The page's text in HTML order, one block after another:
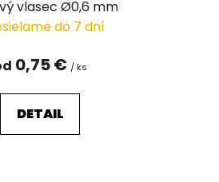
vlasec Ø0,6 mm
do 7 dní
0,75 € / ks
DETAIL